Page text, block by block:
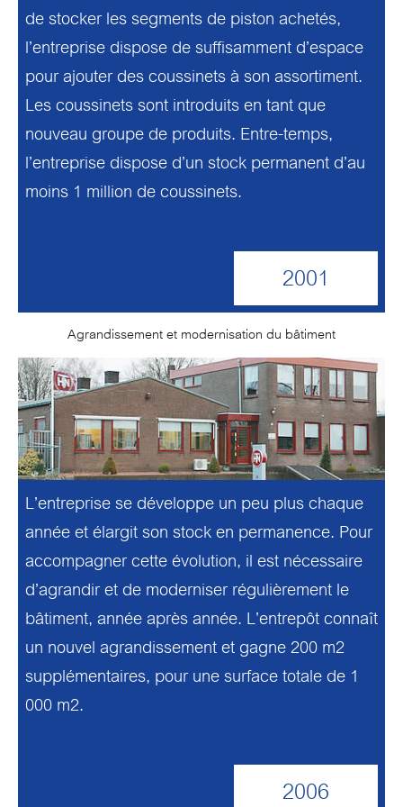
de stocker les segments de piston achetés,
l’entreprise dispose de suffisamment d’espace
pour ajouter des coussinets à son assortiment.
Les coussinets sont introduits en tant que
nouveau groupe de produits. Entre-temps,
l’entreprise dispose d’un stock permanent d’au
moins 1 million de coussinets.
2001
Agrandissement et modernisation du bâtiment
L’entreprise se développe un peu plus chaque
année et élargit son stock en permanence. Pour
accompagner cette évolution, il est nécessaire
d’agrandir et de moderniser régulièrement le
bâtiment, année après année. L’entrepôt connaît
un nouvel agrandissement et gagne 200 m2
supplémentaires, pour une surface totale de 1
000 m2.
2006